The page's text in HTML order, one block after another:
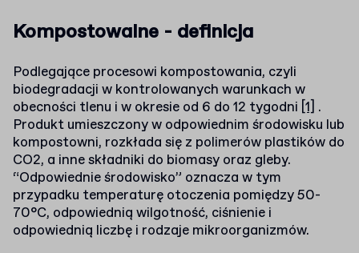
Kompostowalne - definicja
Podlegające procesowi kompostowania, czyli
biodegradacji w kontrolowanych warunkach w
obecności tlenu i w okresie od 6 do 12 tygodni [1] .
Produkt umieszczony w odpowiednim środowisku lub
kompostowni, rozkłada się z polimerów plastików do
CO2, a inne składniki do biomasy oraz gleby.
“Odpowiednie środowisko” oznacza w tym
przypadku temperaturę otoczenia pomiędzy 50-
70°C, odpowiednią wilgotność, ciśnienie i
odpowiednią liczbę i rodzaje mikroorganizmów.